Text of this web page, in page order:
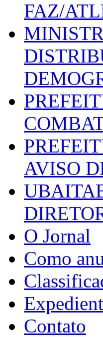
FAZ/
AVISO
O Jornal
Como
Contato